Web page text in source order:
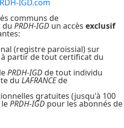
IGD.com
communs de
du PRDH-IGD un accès exclusif
(registre paroissial) sur
à partir de tout certificat du
PRDH-IGD de tout individu
du LAFRANCEde
gratuites (jusqu'à 100
PRDH-IGD pour les abonnés de